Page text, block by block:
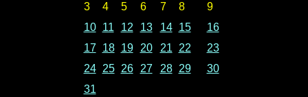
3
4 5 6 7 8
9
10
11 12 13 14 15
16
17
18 19 20 21 22
23
24
25 26 27 28 29
30
31